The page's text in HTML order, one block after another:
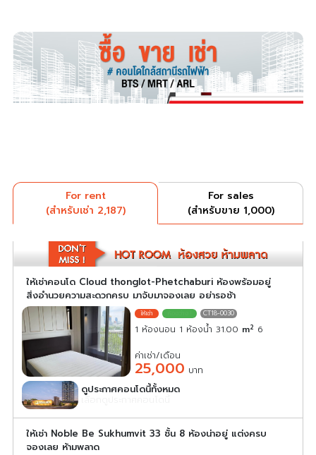
For rent
(สำหรับเช่า 2,187)
For sales
(สำหรับขาย 1,000)
ให้เช่าคอนโด Cloud thonglot-Phetchaburi ห้องพร้อมอยู่
สิ่งอำนวยความสะดวกครบ มาจับมาจองเลย อย่ารอช้า
CT18-0030
1 ห้องนอน 1 ห้องน้ำ 31.00 m2 6
ค่าเช่า/เดือน
25,000 บาท
ดูประกาศคอนโดนี้ทั้งหมด
ให้เช่า Noble Be Sukhumvit 33 ชั้น 8 ห้องน่าอยู่ แต่งครบ
จองเลย ห้ามพลาด